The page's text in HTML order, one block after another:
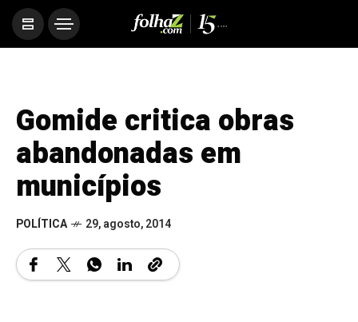
Gomide critica obras
abandonadas em
municípios
POLÍTICA 29, agosto, 2014